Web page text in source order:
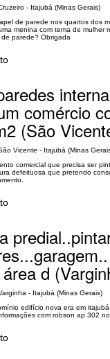
- Itajubá (Minas Gerais)
de parede nos quartos dos
menina com tema de mulher
parede? Obrigada
comércio
(São
Vicente - Itajubá (Minas
comercial que precisa ser
defeituosa que pretendo
d
- Itajubá (Minas Gerais)
edifício nova era em
com robson ap 302